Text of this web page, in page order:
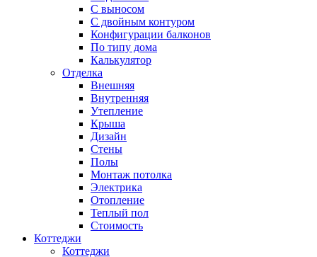
С выносом
С двойным контуром
Конфигурации балконов
По типу дома
Калькулятор
Отделка
Внешняя
Внутренняя
Утепление
Крыша
Дизайн
Стены
Полы
Монтаж потолка
Электрика
Отопление
Теплый пол
Стоимость
Коттеджи
Коттеджи